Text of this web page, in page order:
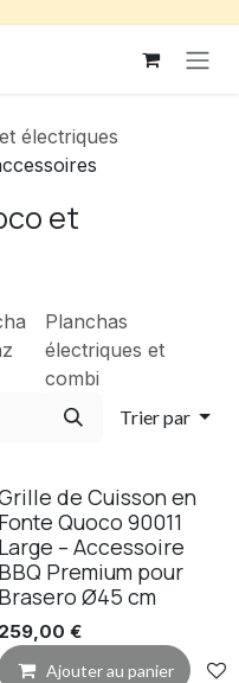
électriques
et
Planchas
électriques et
combi
Trier par
de Cuisson en
Fonte Quoco 90011
Large – Accessoire
BBQ Premium pour
Brasero Ø45 cm
259,00 €
Ajouter au panier